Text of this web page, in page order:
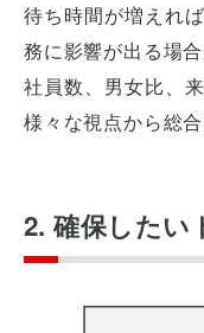
待ち時間が増えれ
務に影響が出る場合
社員数、男女比、
様々な視点から総
2. 確保したい